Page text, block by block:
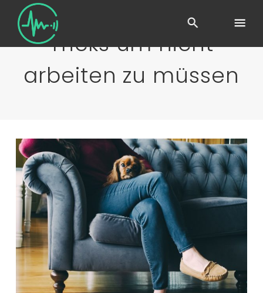
Tricks um nicht
arbeiten zu müssen